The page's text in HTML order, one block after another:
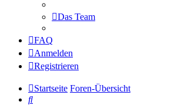
Das Team
FAQ
Anmelden
Registrieren
Startseite Foren-Übersicht
Suche